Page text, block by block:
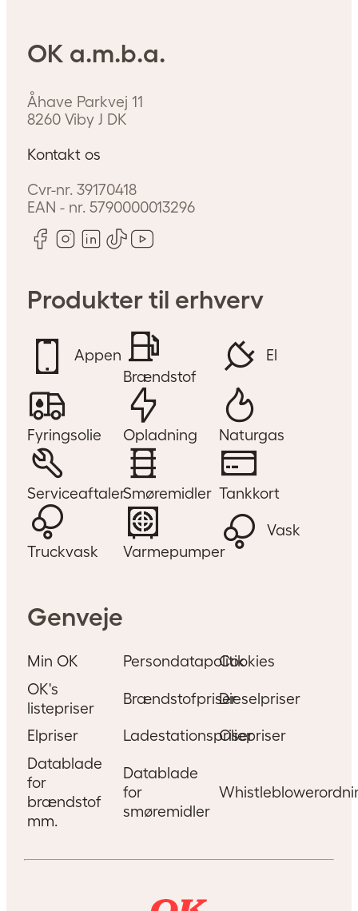
OK a.m.b.a.
Åhave Parkvej 11
8260 Viby J DK
Kontakt os
Cvr-nr. 39170418
EAN - nr.5790000013296
Produkter til erhverv
Appen
Brændstof
El
Fyringsolie Opladning Naturgas
ServiceaftalerSmøremidler Tankkort
Truckvask Varmepumper
Vask
Genveje
Min OK PersondatapolitikCookies
OK's
listepriser
BrændstofpriserDieselpriser
Elpriser LadestationspriserOliepriser
Datablade
for
brændstof
mm.
Datablade
for
smøremidler